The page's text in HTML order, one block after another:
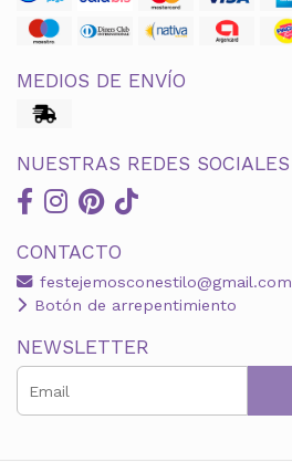
MEDIOS DE ENVÍO
NUESTRAS REDES SOCIALES
CONTACTO
festejemosconestilo@gmail.com
Botón de arrepentimiento
NEWSLETTER